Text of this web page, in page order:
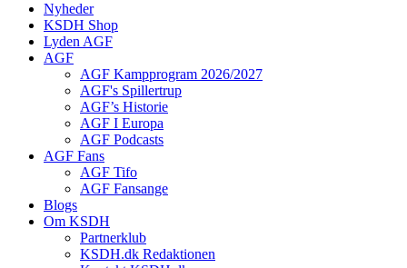
Nyheder
KSDH Shop
Lyden AGF
AGF
AGF Kampprogram 2026/2027
AGF's Spillertrup
AGF’s Historie
AGF I Europa
AGF Podcasts
AGF Fans
AGF Tifo
AGF Fansange
Blogs
Om KSDH
Partnerklub
KSDH.dk Redaktionen